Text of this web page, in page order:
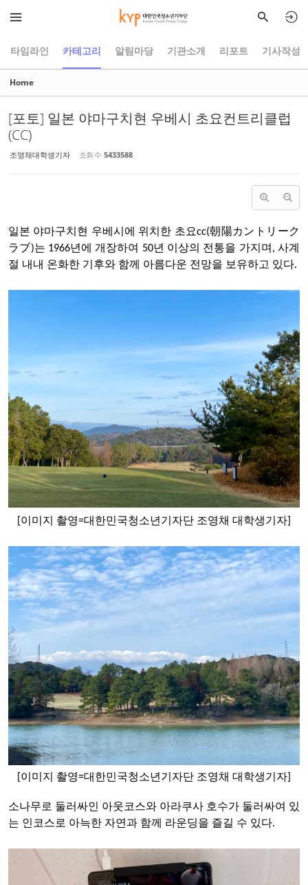
타임라인 카테고리 알림마당 기관소개 리포트 기사작성
Home
[포토] 일본 야마구치현 우베시 초요컨트리클럽
(CC)
조영채대학생기자 조회 수 5433588
일본 야마구치현 우베시에 위치한 초요cc(朝陽カントリーク
ラブ)는 1966년에 개장하여 50년 이상의 전통을 가지며, 사계
절 내내 온화한 기후와 함께 아름다운 전망을 보유하고 있다.
이미지 촬영=대한민국청소년기자단 조영채 대학생기자
[이미지 촬영=대한민국청소년기자단 조영채 대학생기자]
소나무로 둘러싸인 아웃코스와 아라쿠사 호수가 둘러싸여 있
는 인코스로 아늑한 자연과 함께 라운딩을 즐길 수 있다.
Sketchbook5, 스케치북5